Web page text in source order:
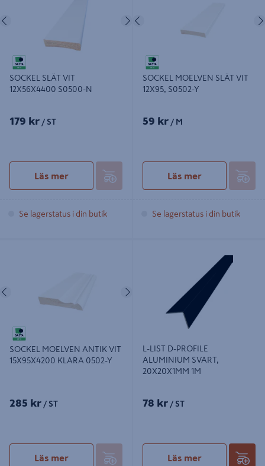
Nästa
SOCKEL SLÄT VIT
12X56X4400 S0500-N
179 kr / ST
Läs mer
Se lagerstatus i din butik
SOCKEL MOELVEN SLÄT VIT
12X95, S0502-Y
59 kr / M
Läs mer
Se lagerstatus i din butik
SOCKEL MOELVEN ANTIK VIT
15X95X4200 KLARA 0502-Y
285 kr / ST
Läs mer
SVART, 20X20X1MM 1M
L-LIST D-PROFILE
ALUMINIUM SVART,
20X20X1MM 1M
78 kr / ST
Läs mer